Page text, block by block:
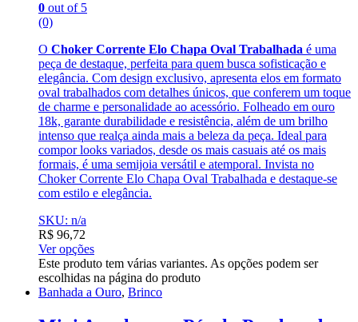
0 out of 5
(0)
O Choker Corrente Elo Chapa Oval Trabalhada é uma
peça de destaque, perfeita para quem busca sofisticação e
elegância. Com design exclusivo, apresenta elos em formato
oval trabalhados com detalhes únicos, que conferem um toque
de charme e personalidade ao acessório. Folheado em ouro
18k, garante durabilidade e resistência, além de um brilho
intenso que realça ainda mais a beleza da peça. Ideal para
compor looks variados, desde os mais casuais até os mais
formais, é uma semijoia versátil e atemporal. Invista no
Choker Corrente Elo Chapa Oval Trabalhada e destaque-se
com estilo e elegância.
SKU: n/a
R$ 96,72
Ver opções
Este produto tem várias variantes. As opções podem ser
escolhidas na página do produto
Banhada a Ouro, Brinco